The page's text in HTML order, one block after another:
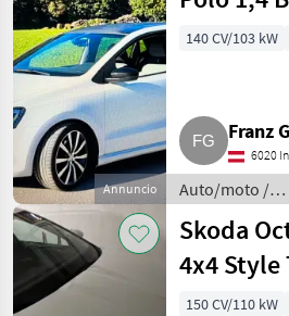
Annuncio
140 CV/103 kW
Franz
6020
Auto/moto /
Berline
Skoda
4x4 Style
150 CV/110 kW